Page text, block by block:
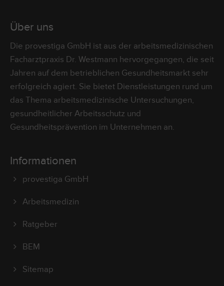
Über uns
Die provestiga GmbH ist aus der arbeitsmedizinischen
Facharztpraxis Dr. Westmann hervorgegangen, die seit
Jahren auf dem betrieblichen Gesundheitsmarkt sehr
erfolgreich agiert. Sie bietet Dienstleistungen rund um
das Thema arbeitsmedizinische Untersuchungen,
gesundheitlicher Arbeitsschutz und
Gesundheitsprävention im Unternehmen an.
Informationen
provestiga GmbH
Arbeitsmedizin
Ratgeber
BEM
Sitemap